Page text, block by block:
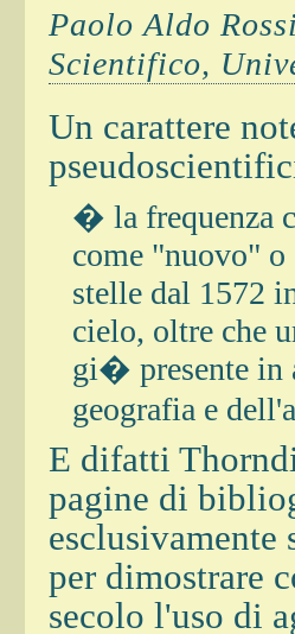
Paolo Aldo
Scientifico,
Un carattere
� la frequenza
come "nuovo"
stelle dal 1572
cielo, oltre che
gi� presente in
geografia e
E difatti
pagine di
per dimostrare
secolo l'uso di